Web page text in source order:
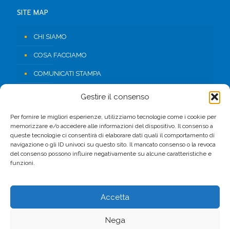
Gestire il consenso
Per fornire le migliori esperienze, utilizziamo tecnologie come i cookie per
memorizzare e/o accedere alle informazioni del dispositivo. Il consenso a
queste tecnologie ci consentirà di elaborare dati quali il comportamento di
navigazione o gli ID univoci su questo sito. Il mancato consenso o la revoca
del consenso possono influire negativamente su alcune caratteristiche e
funzioni.
Accetta
Nega
SITE MAP
CHI SIAMO
COSA FACCIAMO
COMUNICATI STAMPA
AREA RISERVATA
FACEBOOK